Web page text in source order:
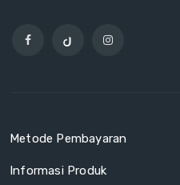
Metode Pembayaran
Informasi Produk